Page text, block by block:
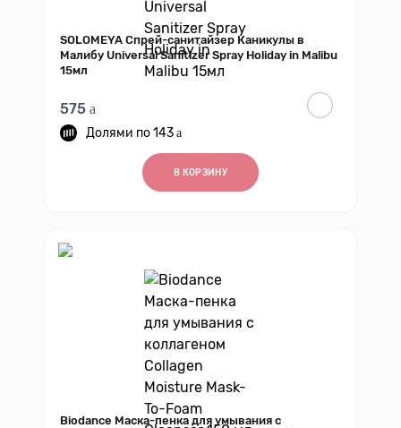
SOLOMEYA Спрей-санитайзер Каникулы в
Малибу Universal Sanitizer Spray Holiday in Malibu
15мл
575
143
В КОРЗИНУ
Biodance Маска-пенка для умывания с